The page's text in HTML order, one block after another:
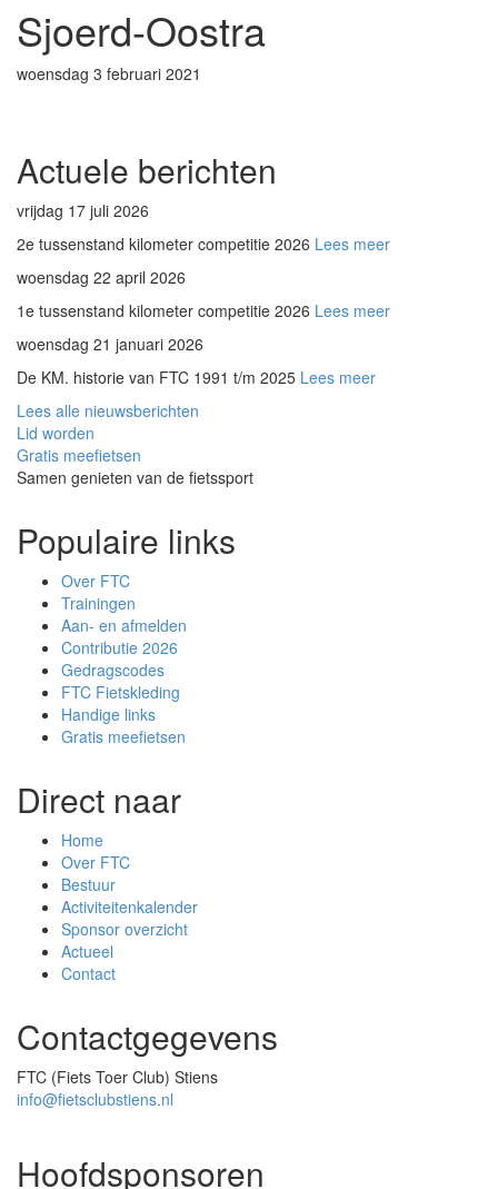
Sjoerd-Oostra
woensdag 3 februari 2021
Actuele berichten
vrijdag 17 juli 2026
2e tussenstand kilometer competitie 2026 Lees meer
woensdag 22 april 2026
1e tussenstand kilometer competitie 2026 Lees meer
woensdag 21 januari 2026
De KM. historie van FTC 1991 t/m 2025 Lees meer
Lees alle nieuwsberichten
Lid worden
Gratis meefietsen
Samen genieten van de fietssport
Populaire links
Over FTC
Trainingen
Aan- en afmelden
Contributie 2026
Gedragscodes
FTC Fietskleding
Handige links
Gratis meefietsen
Direct naar
Home
Over FTC
Bestuur
Activiteitenkalender
Sponsor overzicht
Actueel
Contact
Contactgegevens
FTC (Fiets Toer Club) Stiens
info@fietsclubstiens.nl
Hoofdsponsoren